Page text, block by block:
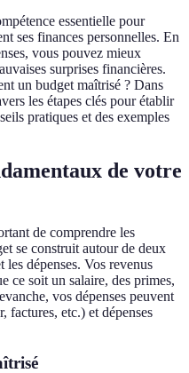
essentielle pour
ses finances personnelles. En
vous pouvez mieux
surprises financières.
un budget maîtrisé ? Dans
les étapes clés pour établir
pratiques et des exemples
de votre
de comprendre les
se construit autour de deux
les dépenses. Vos revenus
ce soit un salaire, des primes,
vos dépenses peuvent
factures, etc.) et dépenses